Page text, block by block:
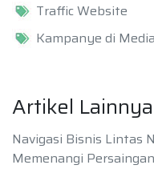
Traffic Website
Kampanye di
Artikel Lainnya
Navigasi Bisnis Lintas
Memenangi